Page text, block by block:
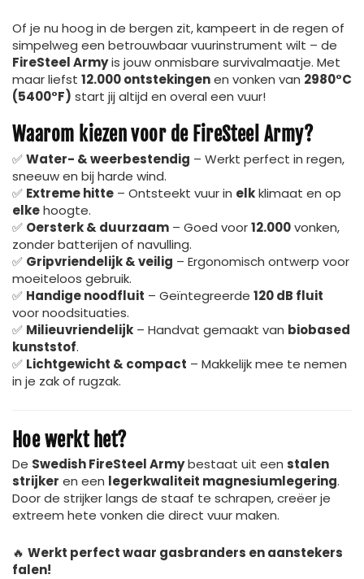
Of je nu hoog in de bergen zit, kampeert in de regen of
simpelweg een betrouwbaar vuurinstrument wilt – de
FireSteel Armyis jouw onmisbare survivalmaatje. Met
maar liefst 12.000 ontstekingenen vonken van 2980°C
(5400°F) start jij altijd en overal een vuur!
Waarom kiezen voor de FireSteel Army?
✅Water- & weerbestendig – Werkt perfect in regen,
sneeuw en bij harde wind.
✅ Extreme hitte – Ontsteekt vuur in elkklimaat en op
elkehoogte.
✅ Oersterk & duurzaam – Goed voor12.000vonken,
zonder batterijen of navulling.
✅ Gripvriendelijk & veilig – Ergonomisch ontwerp voor
moeiteloos gebruik.
✅ Handige noodfluit – Geïntegreerde 120 dB fluit
voor noodsituaties.
✅ Milieuvriendelijk – Handvat gemaakt van biobased
kunststof.
✅ Lichtgewicht & compact – Makkelijk mee te nemen
in je zak of rugzak.
Hoe werkt het?
De Swedish FireSteel Armybestaat uit een stalen
strijker en een legerkwaliteit magnesiumlegering.
Door de strijker langs de staaf te schrapen, creëer je
extreem hete vonken die direct vuur maken.
🔥 Werkt perfect waar gasbranders en aanstekers
falen!